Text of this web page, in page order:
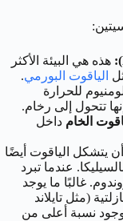
هذه هي البيئة الأكثر
الياقوت البورمي.
للحرارة
تتحول إلى رخام.
الخام داخل
يتشكل الياقوت أيضًا
عندما تبرد
غالبًا ما يوجد
(مثل تايلاند
وجود نسبة أعلى من